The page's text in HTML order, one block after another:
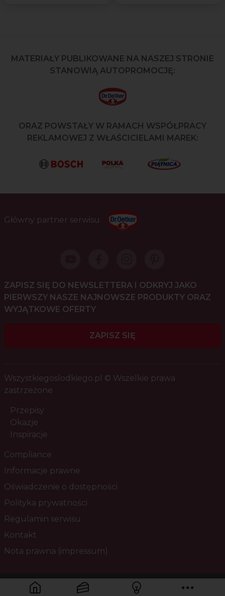
MATERIAŁY PUBLIKOWANE NA NASZEJ STRONIE
STANOWIĄ AUTOPROMOCJĘ:
ORAZ POWSTAŁY W RAMACH WSPÓŁPRACY
REKLAMOWEJ Z WŁAŚCICIELAMI MAREK:
Główny partner serwisu
ZAPISZ SIĘ DO NEWSLETTERA I ODKRYJ JAKO
PIERWSZY NASZE NAJNOWSZE PRODUKTY ORAZ
WYJĄTKOWE OFERTY
ZAPISZ SIĘ
Wszystkiegoslodkiego.pl © Wszelkie prawa
zastrzeżone
Przepisy
Okazje
Inspiracje
Compliance
Informacje prawne
Oświadczenie o dostępności
Polityka prywatności
Regulamin serwisu
Kontakt
Nota prawna (impressum)
Masz pytania? Skontaktuj się z nami!